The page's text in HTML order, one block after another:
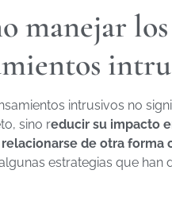
manejar los
intrusivos no
sino reducir su impacto
de otra forma
estrategias que han